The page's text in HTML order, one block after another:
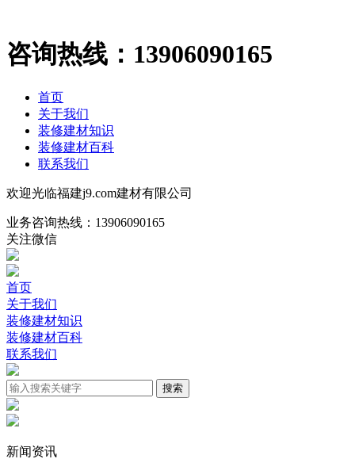
咨询热线： 13906090165
首页
关于我们
装修建材知识
装修建材百科
联系我们
欢迎光临福建j9.com建材有限公司
业务咨询热线： 13906090165
关注微信
首页
关于我们
装修建材知识
装修建材百科
联系我们
新闻资讯